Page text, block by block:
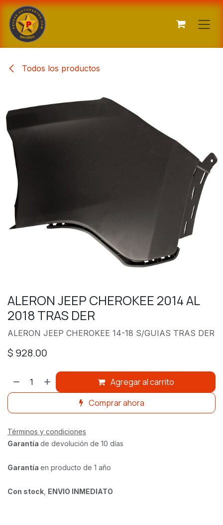
Ir al contenido
Todos los productos
ALERON JEEP CHEROKEE 2014 AL
2018 TRAS DER
ALERON JEEP CHEROKEE 14-18 S/GUIAS TRAS DER
$ 928.00
Agregar al carrito
Comprar ahora
Términos y condiciones
Garantía de devolución de 10 días
Garantía en producto de 1 año
Con stock ENVIO INMEDIATO